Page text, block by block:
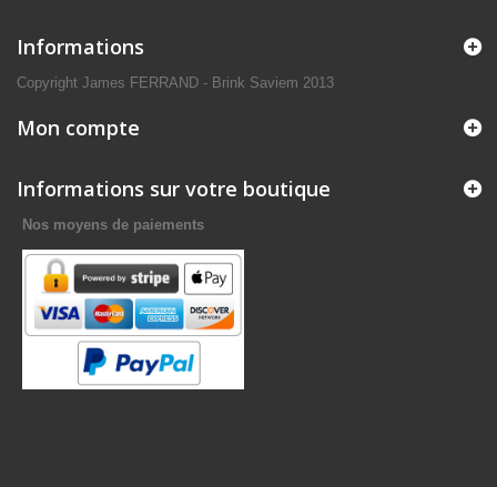
Informations
Copyright James FERRAND - Brink Saviem 2013
Mon compte
Informations sur votre boutique
Nos moyens de paiements